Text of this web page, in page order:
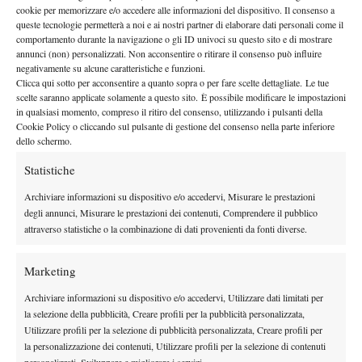
cookie per memorizzare e/o accedere alle informazioni del dispositivo. Il consenso a
queste tecnologie permetterà a noi e ai nostri partner di elaborare dati personali come il
comportamento durante la navigazione o gli ID univoci su questo sito e di mostrare
annunci (non) personalizzati. Non acconsentire o ritirare il consenso può influire
negativamente su alcune caratteristiche e funzioni.
Clicca qui sotto per acconsentire a quanto sopra o per fare scelte dettagliate. Le tue
scelte saranno applicate solamente a questo sito. È possibile modificare le impostazioni
in qualsiasi momento, compreso il ritiro del consenso, utilizzando i pulsanti della
Cookie Policy o cliccando sul pulsante di gestione del consenso nella parte inferiore
dello schermo.
Statistiche
Archiviare informazioni su dispositivo e/o accedervi, Misurare le prestazioni
degli annunci, Misurare le prestazioni dei contenuti, Comprendere il pubblico
attraverso statistiche o la combinazione di dati provenienti da fonti diverse.
Marketing
Archiviare informazioni su dispositivo e/o accedervi, Utilizzare dati limitati per
la selezione della pubblicità, Creare profili per la pubblicità personalizzata,
Utilizzare profili per la selezione di pubblicità personalizzata, Creare profili per
la personalizzazione dei contenuti, Utilizzare profili per la selezione di contenuti
stato numero 1 del mondo: Andy Roddick. Nel 2008, lo
statunitense (numero 6 questa settimana) ha iniziato benissimo la
stagione vincendo sul cemento di Dubai e San Josè e
raggiungendo le semifinali a Miami e, soprattutto, sulla terra
rossa di Roma, mai stata a lui congeniale. Proprio agli
Internazionali d’Italia si è infortunato alla spalla, e ciò non gli ha
consentito di giocare al Roland Garros. A Wimbledon, dove ha
sempre giocato bene, è uscito malamente al secondo turno con
Protagonista di una pessima stagione finora è stato David
Nalbandian, giocatore che per talento ha ben poco da invidiare ai
alterna partite strepitose e periodi di forma in cui è praticamente
stagione del 2007), a passaggi a vuoto inspiegabili. Nel suo 2008
c’è poco da salvare, se si escludono i quarti di Montecarlo e
Indian Wells, la semifinale al Queen’s e il titolo a Buenos Aires.